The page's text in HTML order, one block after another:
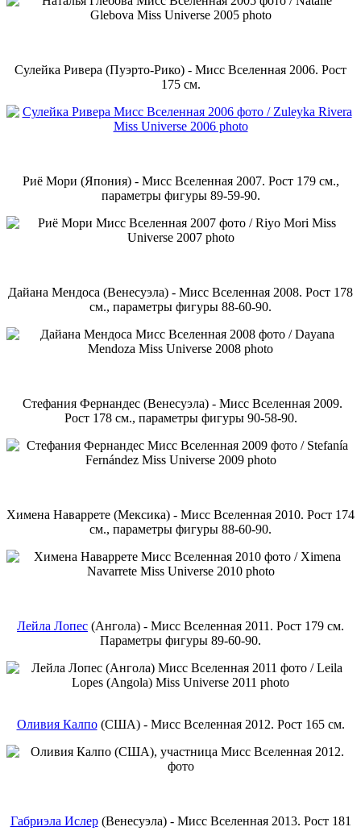
Сулейка Ривера (Пуэрто-Рико) - Мисс Вселенная 2006. Рост
175 см.
Риё Мори (Япония) - Мисс Вселенная 2007. Рост 179 см.,
параметры фигуры 89-59-90.
Дайана Мендоса (Венесуэла) - Мисс Вселенная 2008. Рост 178
см., параметры фигуры 88-60-90.
Стефания Фернандес (Венесуэла) - Мисс Вселенная 2009.
Рост 178 см., параметры фигуры 90-58-90.
Химена Наваррете (Мексика) - Мисс Вселенная 2010. Рост 174
см., параметры фигуры 88-60-90.
Лейла Лопес (Ангола) - Мисс Вселенная 2011. Рост 179 см.
Параметры фигуры 89-60-90.
Оливия Калпо(США) - Мисс Вселенная 2012. Рост 165 см.
Габриэла Ислер(Венесуэла) - Мисс Вселенная 2013. Рост 181